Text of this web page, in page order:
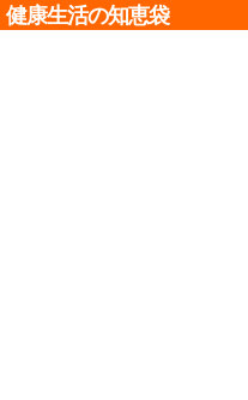
健康生活の知恵袋